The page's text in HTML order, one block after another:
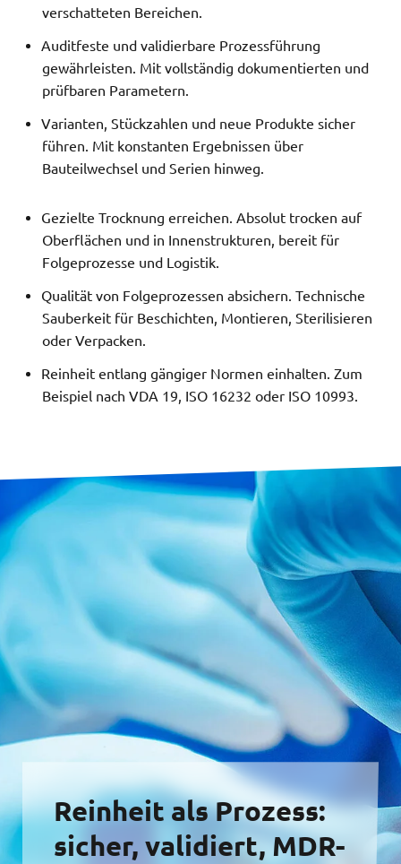
verschatteten Bereichen.
Auditfeste und validierbare Prozessführung
gewährleisten. Mit vollständig dokumentierten und
prüfbaren Parametern.
Varianten, Stückzahlen und neue Produkte sicher
führen. Mit konstanten Ergebnissen über
Bauteilwechsel und Serien hinweg.
Gezielte Trocknung erreichen. Absolut trocken auf
Oberflächen und in Innenstrukturen, bereit für
Folgeprozesse und Logistik.
Qualität von Folgeprozessen absichern. Technische
Sauberkeit für Beschichten, Montieren, Sterilisieren
oder Verpacken.
Reinheit entlang gängiger Normen einhalten. Zum
Beispiel nach VDA 19, ISO 16232 oder ISO 10993.
Reinheit als Prozess:
sicher, validiert, MDR-